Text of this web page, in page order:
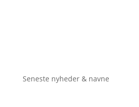
Seneste nyheder & navne